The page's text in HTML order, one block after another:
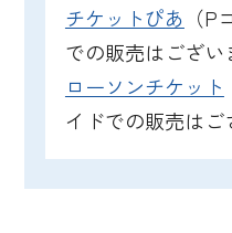
チケットぴあ （
での販売はござい
ローソンチケット
イドでの販売はご